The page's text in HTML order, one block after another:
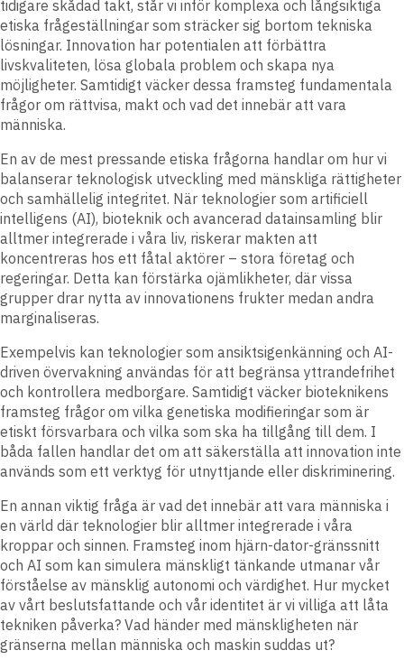
tidigare skådad takt, står vi inför komplexa och långsiktiga
etiska frågeställningar som sträcker sig bortom tekniska
lösningar. Innovation har potentialen att förbättra
livskvaliteten, lösa globala problem och skapa nya
möjligheter. Samtidigt väcker dessa framsteg fundamentala
frågor om rättvisa, makt och vad det innebär att vara
människa.
En av de mest pressande etiska frågorna handlar om hur vi
balanserar teknologisk utveckling med mänskliga rättigheter
och samhällelig integritet. När teknologier som artificiell
intelligens (AI), bioteknik och avancerad datainsamling blir
alltmer integrerade i våra liv, riskerar makten att
koncentreras hos ett fåtal aktörer – stora företag och
regeringar. Detta kan förstärka ojämlikheter, där vissa
grupper drar nytta av innovationens frukter medan andra
marginaliseras.
Exempelvis kan teknologier som ansiktsigenkänning och AI-
driven övervakning användas för att begränsa yttrandefrihet
och kontrollera medborgare. Samtidigt väcker bioteknikens
framsteg frågor om vilka genetiska modifieringar som är
etiskt försvarbara och vilka som ska ha tillgång till dem. I
båda fallen handlar det om att säkerställa att innovation inte
används som ett verktyg för utnyttjande eller diskriminering.
En annan viktig fråga är vad det innebär att vara människa i
en värld där teknologier blir alltmer integrerade i våra
kroppar och sinnen. Framsteg inom hjärn-dator-gränssnitt
och AI som kan simulera mänskligt tänkande utmanar vår
förståelse av mänsklig autonomi och värdighet. Hur mycket
av vårt beslutsfattande och vår identitet är vi villiga att låta
tekniken påverka? Vad händer med mänskligheten när
gränserna mellan människa och maskin suddas ut?